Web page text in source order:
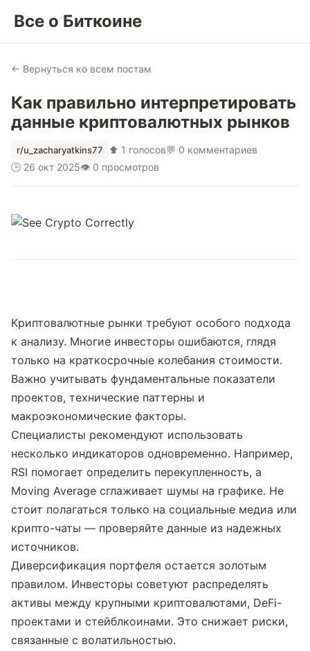
Все о Биткоине
← Вернуться ко всем постам
Как правильно интерпретировать
данные криптовалютных рынков
r/u_zacharyatkins77 ⬆ 1 голосов💬 0 комментариев
🕒 26 окт 2025👁 0 просмотров
Криптовалютные рынки требуют особого подхода
к анализу. Многие инвесторы ошибаются, глядя
только на краткосрочные колебания стоимости.
Важно учитывать фундаментальные показатели
проектов, технические паттерны и
макроэкономические факторы.
Специалисты рекомендуют использовать
несколько индикаторов одновременно. Например,
RSI помогает определить перекупленность, а
Moving Average сглаживает шумы на графике. Не
стоит полагаться только на социальные медиа или
крипто-чаты — проверяйте данные из надежных
источников.
Диверсификация портфеля остается золотым
правилом. Инвесторы советуют распределять
активы между крупными криптовалютами, DeFi-
проектами и стейблкоинами. Это снижает риски,
связанные с волатильностью.